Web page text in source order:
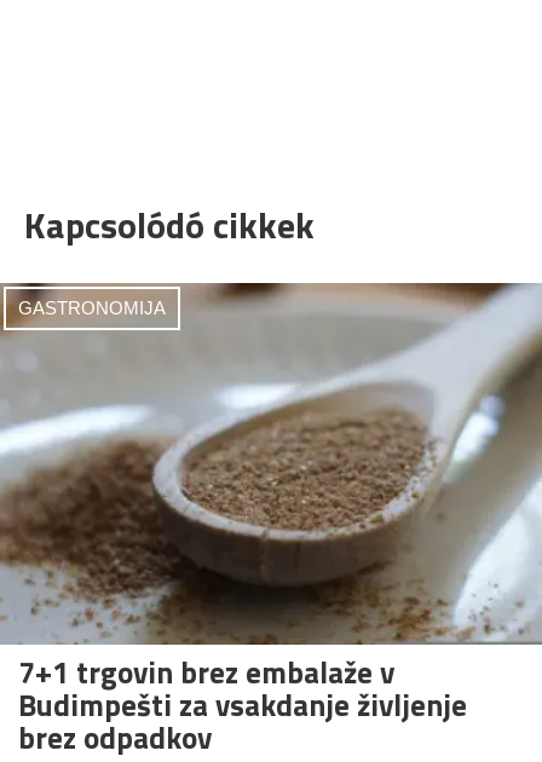
Kapcsolódó cikkek
GASTRONOMIJA
7+1 trgovin brez embalaže v
Budimpešti za vsakdanje življenje
brez odpadkov